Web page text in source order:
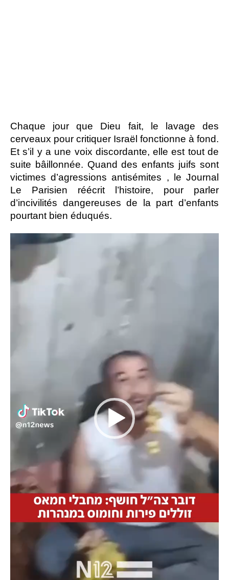
Chaque jour que Dieu fait, le lavage des
cerveaux pour critiquer Israël fonctionne à fond.
Et s’il y a une voix discordante, elle est tout de
suite bâillonnée. Quand des enfants juifs sont
victimes d’agressions antisémites , le Journal
Le Parisien réécrit l’histoire, pour parler
d’incivilités dangereuses de la part d’enfants
pourtant bien éduqués.